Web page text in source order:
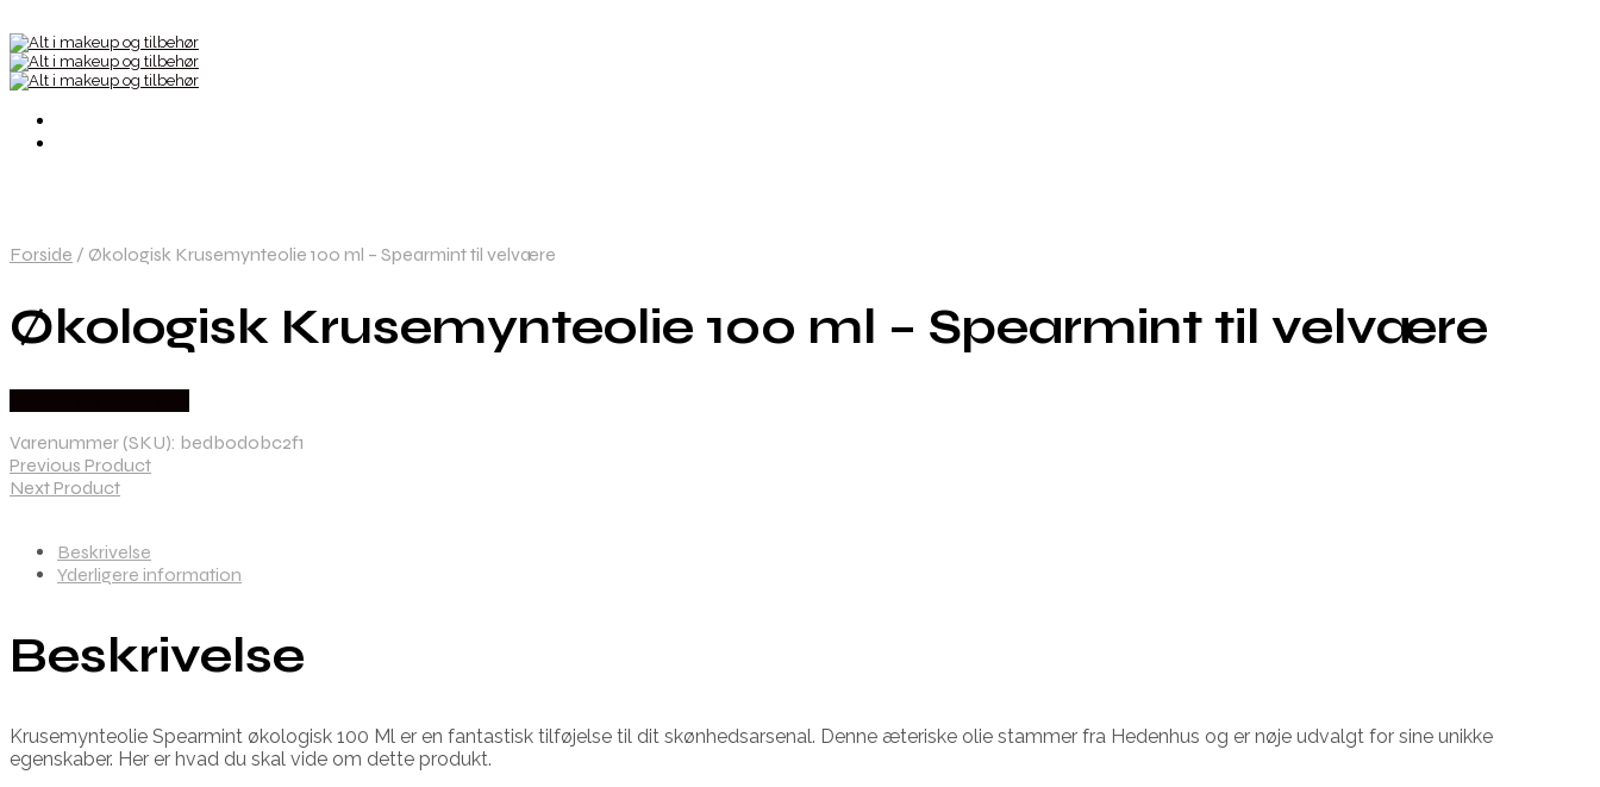
Forside / Økologisk Krusemynteolie 100 ml – Spearmint til velvære
Økologisk Krusemynteolie 100 ml – Spearmint til velvære
Varenummer (SKU): bedb0d0bc2f1
Previous Product
Next Product
Beskrivelse
Yderligere information
Beskrivelse
Krusemynteolie Spearmint økologisk 100 Ml er en fantastisk tilføjelse til dit skønhedsarsenal. Denne æteriske olie stammer fra Hedenhus og er nøje udvalgt for sine unikke
egenskaber. Her er hvad du skal vide om dette produkt.